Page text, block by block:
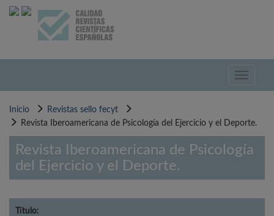
Pasar
Toggle
Inicio
Revistas sello fecyt
Revista Iberoamericana de Psicología del Ejercicio y el Deporte.
Revista Iberoamericana de Psicología
del Ejercicio y el Deporte.
Título: